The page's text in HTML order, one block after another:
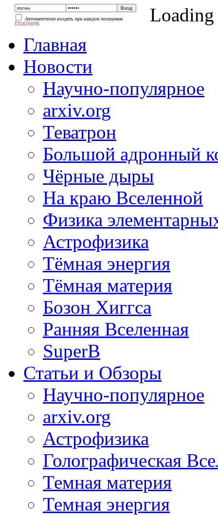
Автоматически входить при каждом посещении
Регистрация
Loading
Главная
Новости
Научно-популярное
arxiv.org
Теватрон
Большой адронный
Чёрные дыры
На краю Вселенной
Физика
Астрофизика
Тёмная энергия
Тёмная материя
Бозон Хиггса
Ранняя Вселенная
SuperB
Статьи и Обзоры
Научно-популярное
arxiv.org
Астрофизика
Голографическая
Темная материя
Темная энергия